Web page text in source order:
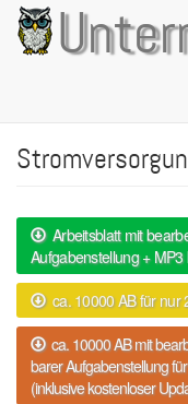
Direkt
zum
Inhalt
Arbeitsblatt mit
Aufgabenstellung + MP3
ca. 10000 AB für nur
ca. 10000 AB mit
barer Aufgabenstellung
(inklusive kostenloser